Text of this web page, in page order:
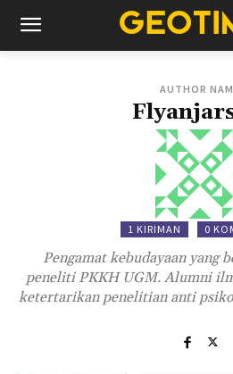
AUTHOR
1 KIRIMAN 0
Pengamat kebudayaan yang
peneliti PKKH UGM. Alumni
ketertarikan penelitian anti